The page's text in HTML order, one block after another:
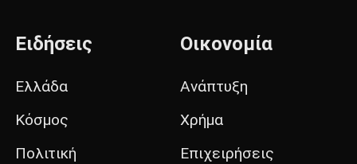
Ειδήσεις
Ελλάδα
Κόσμος
Πολιτική
Οικονομία
Ανάπτυξη
Χρήμα
Επιχειρήσεις